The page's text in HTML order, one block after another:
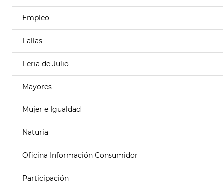
Empleo
Fallas
Feria de Julio
Mayores
Mujer e Igualdad
Naturia
Oficina Información Consumidor
Participación